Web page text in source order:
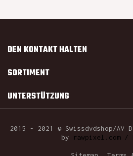
DEN KONTAKT HALTEN
SORTIMENT
UNTERSTÜTZUNG
2015 - 2021 © Swissdvdshop/
by
rawpixel.com /